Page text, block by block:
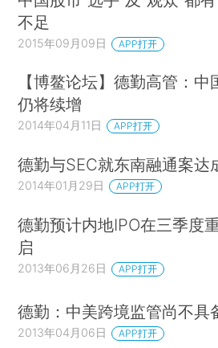
不足
2015年09月09日 APP打开
【博鳌论坛】德勤高管：
仍将续增
2014年04月11日 APP打开
德勤与SEC就东南融通案达
2014年01月29日 APP打开
德勤预计内地IPO在三季度
启
2013年06月26日 APP打开
德勤：中美跨境监管尚不具
2013年04月06日 APP打开